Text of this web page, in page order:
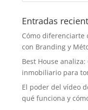
Entradas
Cómo diferenciarte
con Branding y
Best House
inmobiliario para
El poder del vídeo
qué funciona y